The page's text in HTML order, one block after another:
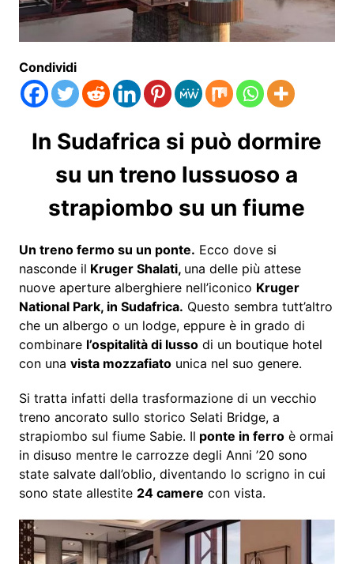
Condividi
In Sudafrica si può dormire
su un treno lussuoso a
strapiombo su un fiume
Un treno fermo su un ponte. Ecco dove si
nasconde il Kruger Shalati, una delle più attese
nuove aperture alberghiere nell’iconico Kruger
National Park, in Sudafrica. Questo sembra tutt’altro
che un albergo o un lodge, eppure è in grado di
combinare l’ospitalità di lussodi un boutique hotel
con una vista mozzafiatounica nel suo genere.
Si tratta infatti della trasformazione di un vecchio
treno ancorato sullo storico Selati Bridge, a
strapiombo sul fiume Sabie. Il ponte in ferroè ormai
in disuso mentre le carrozze degli Anni ’20 sono
state salvate dall’oblio, diventando lo scrigno in cui
sono state allestite 24 camere con vista.